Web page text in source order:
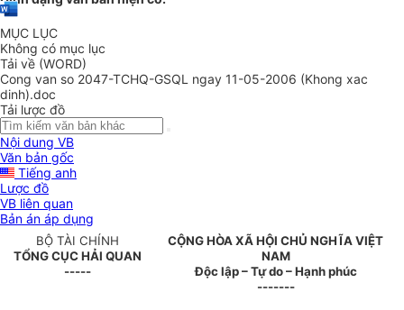
MỤC LỤC
Không có mục lục
Tải về (WORD)
Cong van so 2047-TCHQ-GSQL ngay 11-05-2006 (Khong xac
dinh).doc
Tải lược đồ
Nội dung VB
Văn bản gốc
Tiếng anh
Lược đồ
VB liên quan
Bản án áp dụng
BỘ TÀI CHÍNH
TỔNG CỤC HẢI QUAN
-----
CỘNG HÒA XÃ HỘI CHỦ NGHĨA VIỆT
NAM
Độc lập – Tự do – Hạnh phúc
-------